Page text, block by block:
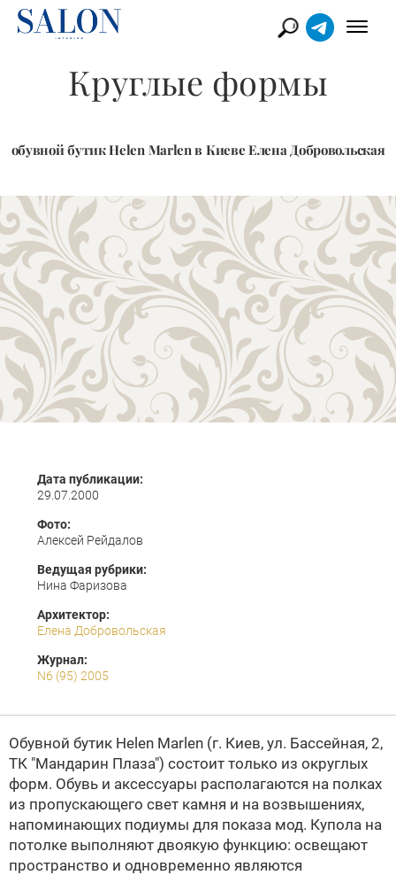
Круглые формы
обувной бутик Helen Marlen в Киеве Елена Добровольская
Дата публикации:
29.07.2000
Фото:
Алексей Рейдалов
Ведущая рубрики:
Нина Фаризова
Архитектор:
Елена Добровольская
Журнал:
N6 (95) 2005
Обувной бутик Helen Marlen (г. Киев, ул. Бассейная, 2,
ТК "Мандарин Плаза") состоит только из округлых
форм. Обувь и аксессуары располагаются на полках
из пропускающего свет камня и на возвышениях,
напоминающих подиумы для показа мод. Купола на
потолке выполняют двоякую функцию: освещают
пространство и одновременно являются